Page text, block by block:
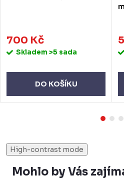
700 Kč
Skladem >5 sada
DO KOŠÍKU
High-contrast mode
Mohlo by Vás